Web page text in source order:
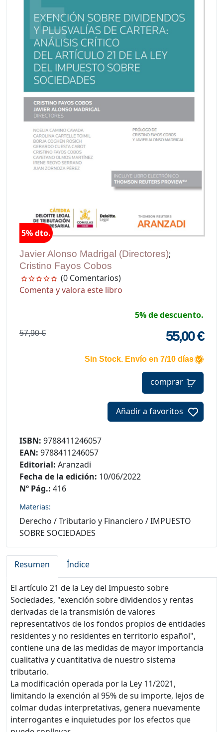
5% dto.
Javier Alonso Madrigal (Directores);
Cristino Fayos Cobos
(0 Comentarios)
Comenta y valora este libro
5% de descuento.
57,90 € 55,00 €
Sin Stock. Envío en 7/10 días
comprar
Añadir a favoritos
ISBN: 9788411246057
EAN: 9788411246057
Editorial: Aranzadi
Fecha de la edición: 10/06/2022
Nº Pág.: 416
Materias:
Derecho /Tributario y Financiero /IMPUESTO
SOBRE SOCIEDADES
Resumen Índice
El artículo 21 de la Ley del Impuesto sobre
Sociedades, "exención sobre dividendos y rentas
derivadas de la transmisión de valores
representativos de los fondos propios de entidades
residentes y no residentes en territorio español",
contiene una de las medidas de mayor importancia
cualitativa y cuantitativa de nuestro sistema
tributario.
La modificación operada por la Ley 11/2021,
limitando la exención al 95% de su importe, lejos de
colmar dudas interpretativas, genera nuevamente
interrogantes e inquietudes por los efectos que